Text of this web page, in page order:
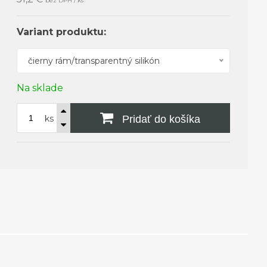
Variant produktu:
čierny rám/transparentný silikón
Na sklade
ks Pridať do košíka